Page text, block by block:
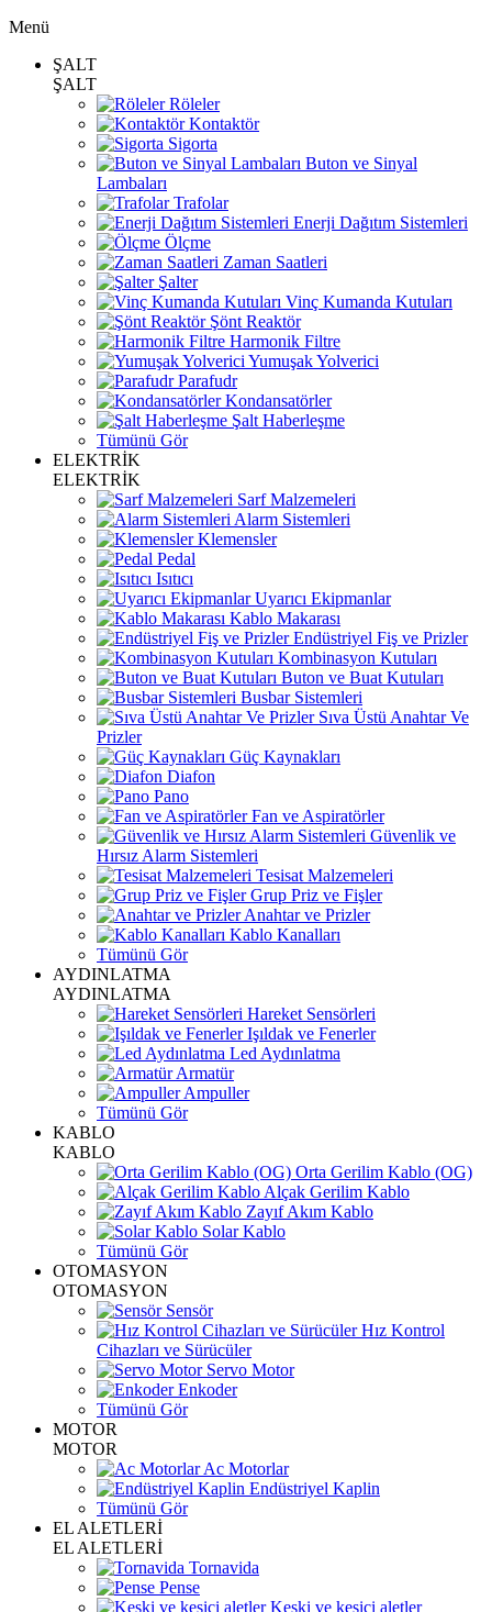
Menü
ŞALT
ŞALT
Röleler
Kontaktör
Sigorta
Buton ve Sinyal
Lambaları
Trafolar
Enerji Dağıtım Sistemleri
Ölçme
Zaman Saatleri
Şalter
Vinç Kumanda Kutuları
Şönt Reaktör
Harmonik Filtre
Yumuşak Yolverici
Parafudr
Kondansatörler
Şalt Haberleşme
Tümünü Gör
ELEKTRİK
ELEKTRİK
Sarf Malzemeleri
Alarm Sistemleri
Klemensler
Pedal
Isıtıcı
Uyarıcı Ekipmanlar
Kablo Makarası
Endüstriyel Fiş ve Prizler
Kombinasyon Kutuları
Buton ve Buat Kutuları
Busbar Sistemleri
Sıva Üstü Anahtar Ve
Prizler
Güç Kaynakları
Diafon
Pano
Fan ve Aspiratörler
Güvenlik ve
Hırsız Alarm Sistemleri
Tesisat Malzemeleri
Grup Priz ve Fişler
Anahtar ve Prizler
Kablo Kanalları
Tümünü Gör
AYDINLATMA
AYDINLATMA
Hareket Sensörleri
Işıldak ve Fenerler
Led Aydınlatma
Armatür
Ampuller
Tümünü Gör
KABLO
KABLO
Orta Gerilim Kablo (OG)
Alçak Gerilim Kablo
Zayıf Akım Kablo
Solar Kablo
Tümünü Gör
OTOMASYON
OTOMASYON
Sensör
Hız Kontrol
Cihazları ve Sürücüler
Servo Motor
Enkoder
Tümünü Gör
MOTOR
MOTOR
Ac Motorlar
Endüstriyel Kaplin
Tümünü Gör
EL ALETLERİ
EL ALETLERİ
Tornavida
Pense
Keski ve kesici aletler